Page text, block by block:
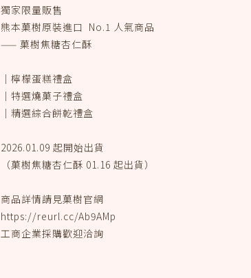
獨家限量販售
熊本菓樹原裝進口 No.1 人氣商品
—— 菓樹焦糖杏仁酥
｜檸檬蛋糕禮盒
｜特選燒菓子禮盒
｜精選綜合餅乾禮盒
2026.01.09 起開始出貨
（菓樹焦糖杏仁酥 01.16 起出貨）
商品詳情請見菓樹官網
https://reurl.cc/Ab9AMp
工商企業採購歡迎洽詢